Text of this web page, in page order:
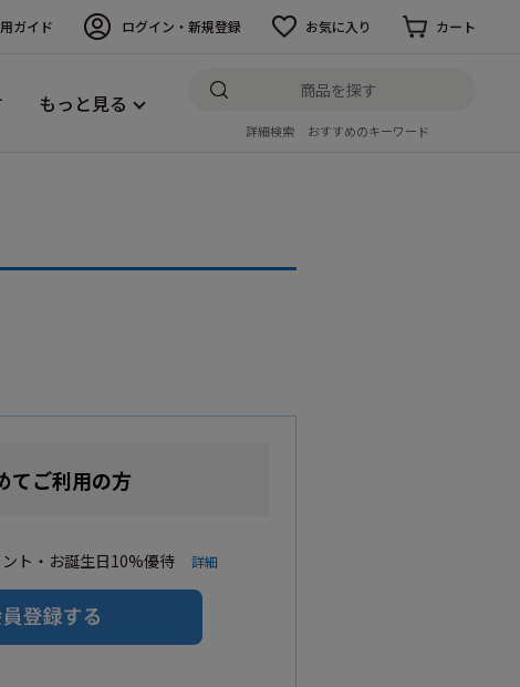
ガイド ログイン・新規登録 お気に入り カート
もっと見る
詳細検索 おすすめのキーワード
てご利用の方
・お誕生日10%優待 詳細